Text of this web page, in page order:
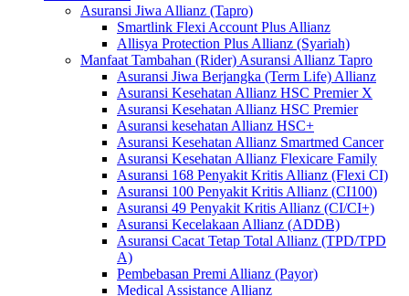
Asuransi Jiwa Allianz (Tapro)
Smartlink Flexi Account Plus Allianz
Allisya Protection Plus Allianz (Syariah)
Manfaat Tambahan (Rider) Asuransi Allianz Tapro
Asuransi Jiwa Berjangka (Term Life) Allianz
Asuransi Kesehatan Allianz HSC Premier X
Asuransi Kesehatan Allianz HSC Premier
Asuransi kesehatan Allianz HSC+
Asuransi Kesehatan Allianz Smartmed Cancer
Asuransi Kesehatan Allianz Flexicare Family
Asuransi 168 Penyakit Kritis Allianz (Flexi CI)
Asuransi 100 Penyakit Kritis Allianz (CI100)
Asuransi 49 Penyakit Kritis Allianz (CI/CI+)
Asuransi Kecelakaan Allianz (ADDB)
Asuransi Cacat Tetap Total Allianz (TPD/TPD
A)
Pembebasan Premi Allianz (Payor)
Medical Assistance Allianz